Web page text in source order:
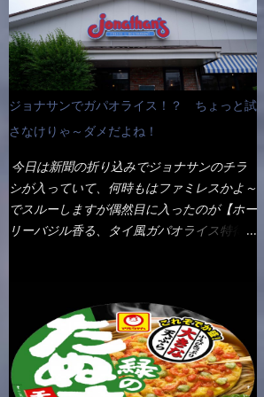
なんて見慣れないからねぇ～（コストがかか
る） 袋の裏側を見ると、韮とか卵の用意を
勧めている。 それなばらと冷蔵庫にあっ
た、黒豆モヤシ・韮・生卵を用意しました。
まず鍋1で湯を沸かし、麺を茹でる！ 小鍋
で別に湯を沸かし卵を溶きながら投入～ 次
にモヤシを入れて、粉末スープを投入！！
上がったら、丼へ入れてから小鍋のスープを
丼の中へ 最後に小鍋の具を上にかけ、韮の
葉の部分をドサッと乗せて調味油を入れて完
成です。 どうでしょう？ 見た目 Goodデ
イ・ノンスチーム製法で仕上げた、生めんに
近い風味のストレートめんです。 豚の旨味
に数種類の唐辛子、ニンニクを加えた辛さと
コクが凝縮された醤油ベースのスープです。
調味油に赤ラー油とごま油を使用することに
ペディアから・・・そうだろうな～笑 電子
レンジで弱めのワット（小生は500Wで3分
程度）温めてテーブルへ これ店舗の調理場
で、製造しているけど考えるに大き目のオー
ブン皿で焼いて、大凡の目安で小分けにして
いるようで、パックをよーく見たら表面のチ
ーズの乗り具合に結構な差が出ていた・・・
チーズに焦げ目が付いているのを、しっかり
確認し買うことをオススメします。（取り分
け量にも若干有り差がでてるだろう） 早速
タバスコを振りかけて食べてみると・・・結
使ってみたら、これが凄くうまくすくえるん
だよねぇ～（このスプーン当たりだね） 今
回新作のグラタンを頂きましたが、まずまず
の美味しさとダイソーのカレースプーンの。
すくい上げ力の良さを再度認識できました。
ジョナサンでガパオライス！？ ちょっと試
さなけりゃ～ダメだよね！
今日は新聞の折り込みでジョナサンのチラ
シが入っていて、何時もはファミレスかよ～
でスルーしますが偶然目に入ったのが【ホー
リーバジル香る、タイ風ガパオライス特得ク
て・・・今日じゃん！！ そこで近くのお店
へ・・・・ モーニング以外の通常メニュー
は、10:30以降に提供されるので10:40頃に店
内へ 私は基本的、どの店に行っても同じメ